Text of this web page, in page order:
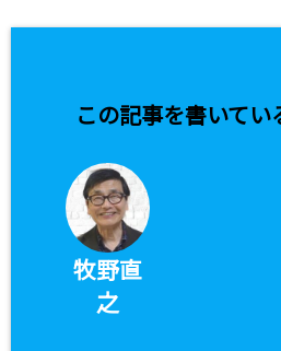
この記事を書いてい
牧野直
之